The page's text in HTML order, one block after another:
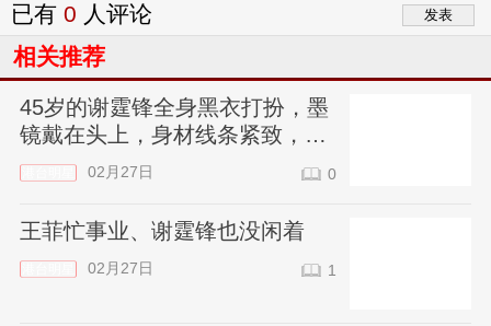
已有 0 人评论
相关推荐
45岁的谢霆锋全身黑衣打扮，墨
镜戴在头上，身材线条紧致，帅
气得让人咋舌
02月27日 0
王菲忙事业、谢霆锋也没闲着
02月27日 1